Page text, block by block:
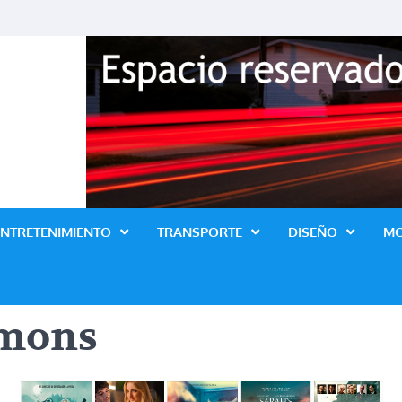
Revista Lo Ultimo
TRANSPORTE DISEÑO